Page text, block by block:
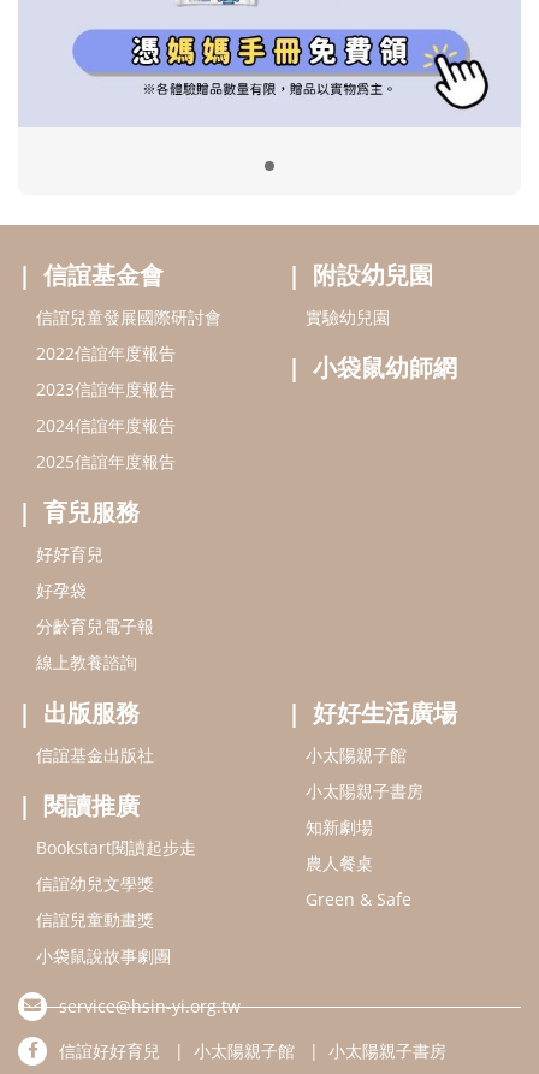
2022信誼年度報告
2023信誼年度報告
2024信誼年度報告
好孕袋
分齡育兒電子報
線上教養諮詢
小袋鼠幼師網
出版服務
信誼基金出版社
閱讀推廣
Bookstart閱讀起步走
信誼幼兒文學獎
信誼兒童動畫獎
小袋鼠說故事劇團
service@hsin-yi.org.tw
信誼好好育兒
小太陽親子書房
(02)2396-5305轉2345 (週一～週五 9:00～18:00)
認識信誼 合作洽談 智慧財產權聲明
本網站建議使用IE9(含以上)或 Google Chrome 版本瀏覽器
信誼基金會/上誼文化實業股份有限公司 版權所有 ©